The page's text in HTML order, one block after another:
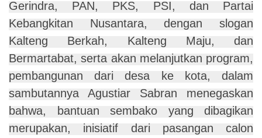
Gerindra, PAN, PKS, PSI, dan Partai
Kebangkitan Nusantara, dengan slogan
Kalteng Berkah, Kalteng Maju, dan
Bermartabat, serta akan melanjutkan program,
pembangunan dari desa ke kota, dalam
sambutannya Agustiar Sabran menegaskan
bahwa, bantuan sembako yang dibagikan
merupakan, inisiatif dari pasangan calon